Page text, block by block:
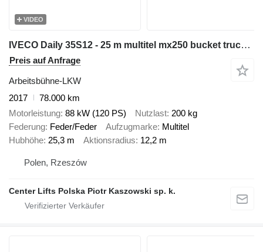
VIDEO
IVECO Daily 35S12 - 25 m multitel mx250 bucket truck boom lift podnośn
Preis auf Anfrage
Arbeitsbühne-LKW
2017
78.000 km
Motorleistung 88 kW (120 PS) Nutzlast 200 kg
Federung Feder/Feder Aufzugmarke Multitel
Hubhöhe 25,3 m Aktionsradius 12,2 m
Polen, Rzeszów
Center Lifts Polska Piotr Kaszowski sp. k.